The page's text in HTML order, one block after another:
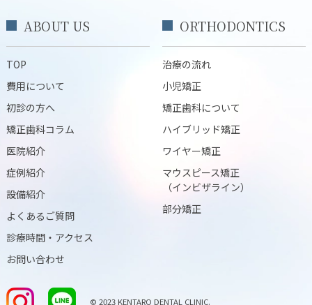
ABOUT US
TOP
費用について
初診の方へ
矯正歯科コラム
医院紹介
症例紹介
設備紹介
よくあるご質問
診療時間・アクセス
お問い合わせ
ORTHODONTICS
治療の流れ
小児矯正
矯正歯科について
ハイブリッド矯正
ワイヤー矯正
マウスピース矯正
（インビザライン）
部分矯正
© 2023 KENTARO DENTAL CLINIC.